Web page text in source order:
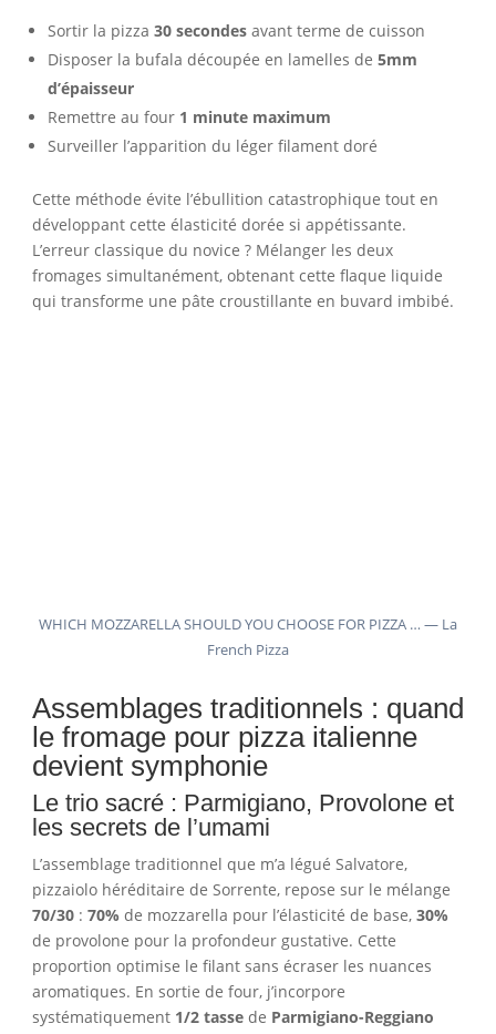
Sortir la pizza 30 secondesavant terme de cuisson
Disposer la bufala découpée en lamelles de 5mm
d’épaisseur
Remettre au four 1 minute maximum
Surveiller l’apparition du léger filament doré
Cette méthode évite l’ébullition catastrophique tout en
développant cette élasticité dorée si appétissante.
L’erreur classique du novice ? Mélanger les deux
fromages simultanément, obtenant cette flaque liquide
qui transforme une pâte croustillante en buvard imbibé.
WHICH MOZZARELLA SHOULD YOU CHOOSE FOR PIZZA … — La
French Pizza
Assemblages traditionnels : quand
le fromage pour pizza italienne
devient symphonie
Le trio sacré : Parmigiano, Provolone et
les secrets de l’umami
L’assemblage traditionnel que m’a légué Salvatore,
pizzaiolo héréditaire de Sorrente, repose sur le mélange
70/30: 70% de mozzarella pour l’élasticité de base, 30%
de provolone pour la profondeur gustative. Cette
proportion optimise le filant sans écraser les nuances
aromatiques. En sortie de four, j’incorpore
systématiquement 1/2 tassede Parmigiano-Reggiano